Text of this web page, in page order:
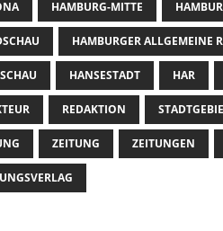
HAMBURG-MITTE
HAMBURGER ALLGEMEINE
HANSESTADT HAR
REDAKTION
ZEITUNG ZEITUNGEN